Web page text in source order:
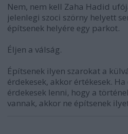
Nem, nem kell Zaha Hadid
jelenlegi szoci szörny helyett
építsenek helyére egy parkot.
Éljen a válság.
Építsenek ilyen szarokat a
érdekesek, akkor értékesek.
érdekesek lenni, hogy a
vannak, akkor ne építsenek